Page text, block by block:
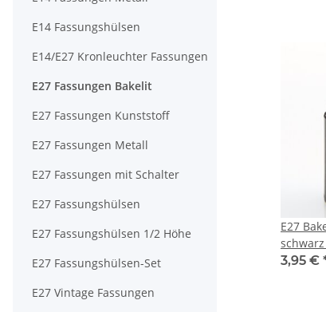
E27
3,95 €
E14 Fassungshülsen
E14/E27 Kronleuchter Fassungen
E27 Fassungen Bakelit
E27 Fassungen Kunststoff
E27 Fassungen Metall
E27 Fassungen mit Schalter
E27 Fassungshülsen
E27 Fassungshülsen 1/2 Höhe
E27 Fassungshülsen-Set
E27 Vintage Fassungen